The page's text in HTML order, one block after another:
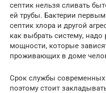
септик нельзя сливать
ей трубы. Бактерии
септик хлора и другой
как выбрать систему,
мощности, которые
проживающих в доме
Срок службы современных
поэтому стоит